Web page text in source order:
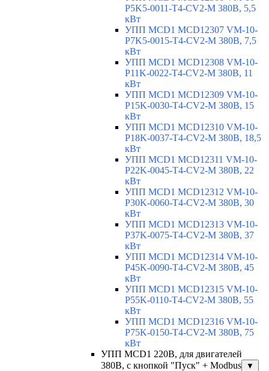
P5K5-0011-T4-CV2-M 380В, 5,5
кВт
УПП MCD1 MCD12307 VM-10-
P7K5-0015-T4-CV2-M 380В, 7,5
кВт
УПП MCD1 MCD12308 VM-10-
P11K-0022-T4-CV2-M 380В, 11
кВт
УПП MCD1 MCD12309 VM-10-
P15K-0030-T4-CV2-M 380В, 15
кВт
УПП MCD1 MCD12310 VM-10-
P18K-0037-T4-CV2-M 380В, 18,5
кВт
УПП MCD1 MCD12311 VM-10-
P22K-0045-T4-CV2-M 380В, 22
кВт
УПП MCD1 MCD12312 VM-10-
P30K-0060-T4-CV2-M 380В, 30
кВт
УПП MCD1 MCD12313 VM-10-
P37K-0075-T4-CV2-M 380В, 37
кВт
УПП MCD1 MCD12314 VM-10-
P45K-0090-T4-CV2-M 380В, 45
кВт
УПП MCD1 MCD12315 VM-10-
P55K-0110-T4-CV2-M 380В, 55
кВт
УПП MCD1 MCD12316 VM-10-
P75K-0150-T4-CV2-M 380В, 75
кВт
УПП MCD1 220В, для двигателей
380В, с кнопкой "Пуск" + Modbus
▼